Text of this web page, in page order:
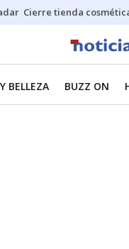
Cierre tienda
BELLEZA BUZZ ON